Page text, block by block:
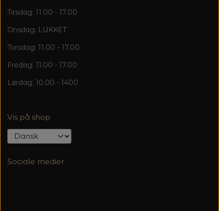
Tirsdag: 11.00 - 17.00
Onsdag: LUKKET
Torsdag: 11.00 - 17.00
Fredag: 11.00 - 17.00
Lørdag: 10.00 - 1400
Vis på shop
Sociale medier